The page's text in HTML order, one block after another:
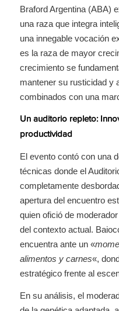
Braford Argentina (ABA)
una raza que integra
una innegable vocación
es la raza de mayor
crecimiento se
mantener su rusticidad y
combinados con una
Un auditorio repleto:
productividad
El evento contó con una
técnicas donde el
completamente
apertura del encuentro
quien ofició de
del contexto actual.
encuentra ante un «
alimentos y carnes«,
estratégico frente al
En su análisis, el